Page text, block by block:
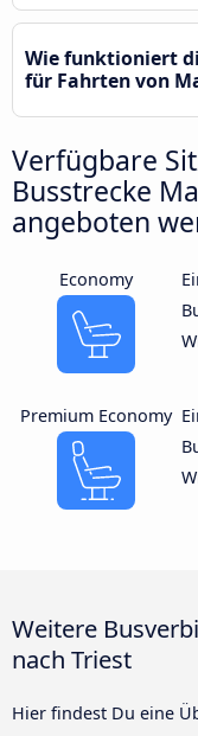
Wie funktioniert
für Fahrten von
Verfügbare
Busstrecke
angeboten
Economy
Premium Economy
Weitere
nach Triest
Hier findest Du eine